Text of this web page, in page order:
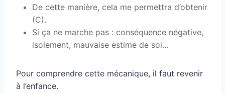
De cette manière, cela me permettra d’obtenir
(C).
Si ça ne marche pas : conséquence négative,
isolement, mauvaise estime de soi…
Pour comprendre cette mécanique, il faut revenir
à l’enfance.